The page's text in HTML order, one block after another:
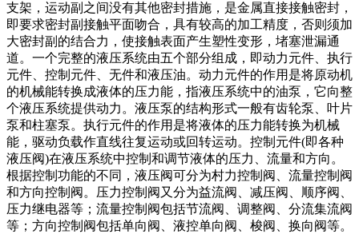
支架，运动副之间没有其他密封措施，是金属直接接触密封，
即要求密封副接触平面吻合，具有较高的加工精度，否则须加
大密封副的结合力，使接触表面产生塑性变形，堵塞泄漏通
道。一个完整的液压系统由五个部分组成，即动力元件、执行
元件、控制元件、无件和液压油。动力元件的作用是将原动机
的机械能转换成液体的压力能，指液压系统中的油泵，它向整
个液压系统提供动力。液压泵的结构形式一般有齿轮泵、叶片
泵和柱塞泵。执行元件的作用是将液体的压力能转换为机械
能，驱动负载作直线往复运动或回转运动。控制元件(即各种
液压阀)在液压系统中控制和调节液体的压力、流量和方向。
根据控制功能的不同，液压阀可分为村力控制阀、流量控制阀
和方向控制阀。压力控制阀又分为益流阀、减压阀、顺序阀、
压力继电器等；流量控制阀包括节流阀、调整阀、分流集流阀
等；方向控制阀包括单向阀、液控单向阀、梭阀、换向阀等。